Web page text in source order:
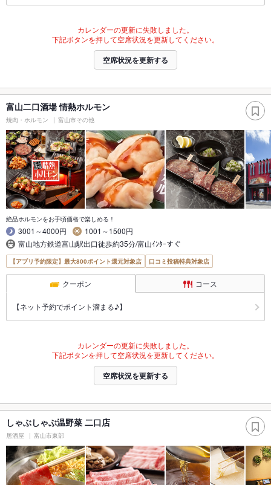
カレンダーの更新に失敗しました。
下記ボタンを押して空席状況を更新してください。
空席状況を更新する
富山二口酒場 情熱ホルモン
焼肉・ホルモン 富山市その他
絶品ホルモンをお手頃価格で楽しめる！
3001～4000円
1001～1500円
富山地方鉄道富山駅出口徒歩約35分/富山ｲﾝﾀｰすぐ
【アプリ予約限定】最大800ポイント還元対象店 口コミ投稿特典対象店
クーポン コース
【ネット予約でポイント溜まる♪】
カレンダーの更新に失敗しました。
下記ボタンを押して空席状況を更新してください。
空席状況を更新する
しゃぶしゃぶ温野菜 二口店
居酒屋 富山市東部